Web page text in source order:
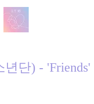
년단) - 'Friends'